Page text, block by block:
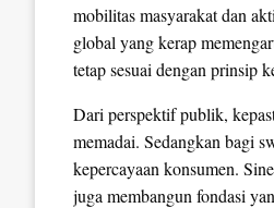
mobilitas masyarakat dan
global yang kerap
tetap sesuai dengan prinsip
Dari perspektif publik,
memadai. Sedangkan bagi
kepercayaan konsumen.
juga membangun fondasi